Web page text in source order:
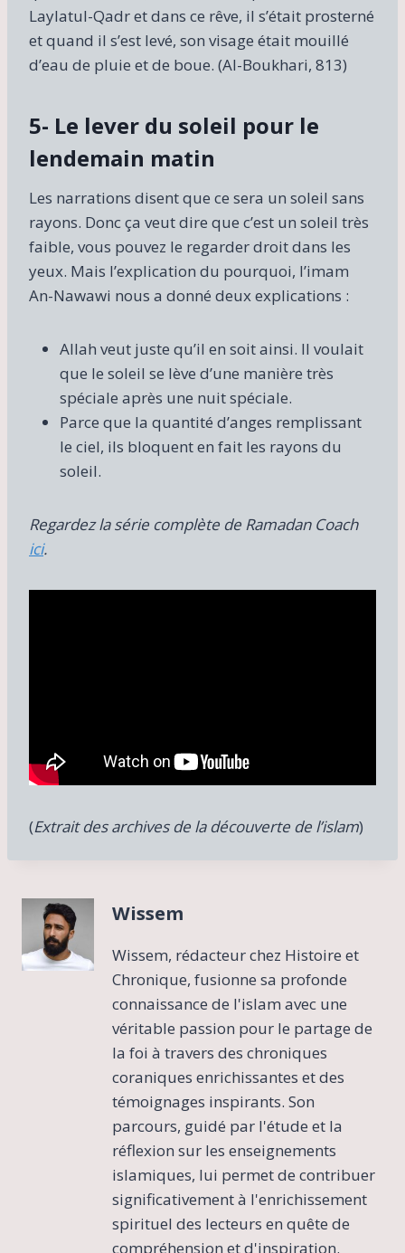
Laylatul-Qadr et dans ce rêve, il s’était prosterné
et quand il s’est levé, son visage était mouillé
d’eau de pluie et de boue. (Al-Boukhari, 813)
5- Le lever du soleil pour le
lendemain matin
Les narrations disent que ce sera un soleil sans
rayons. Donc ça veut dire que c’est un soleil très
faible, vous pouvez le regarder droit dans les
yeux. Mais l’explication du pourquoi, l’imam
An-Nawawi nous a donné deux explications :
Allah veut juste qu’il en soit ainsi. Il voulait
que le soleil se lève d’une manière très
spéciale après une nuit spéciale.
Parce que la quantité d’anges remplissant
le ciel, ils bloquent en fait les rayons du
soleil.
Regardez la série complète de Ramadan Coach
ici.
(Extrait des archives de la découverte de l’islam)
Wissem
Wissem, rédacteur chez Histoire et
Chronique, fusionne sa profonde
connaissance de l'islam avec une
véritable passion pour le partage de
la foi à travers des chroniques
coraniques enrichissantes et des
témoignages inspirants. Son
parcours, guidé par l'étude et la
réflexion sur les enseignements
islamiques, lui permet de contribuer
significativement à l'enrichissement
spirituel des lecteurs en quête de
compréhension et d'inspiration.